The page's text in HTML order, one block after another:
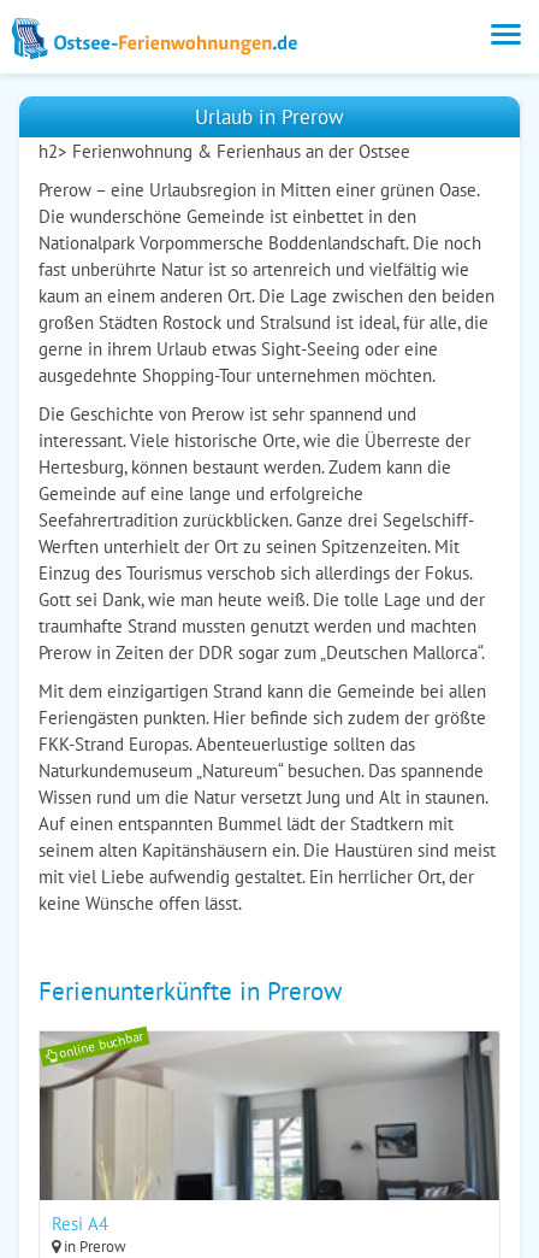
Urlaub in Prerow
h2> Ferienwohnung & Ferienhaus an der Ostsee
Prerow – eine Urlaubsregion in Mitten einer grünen Oase.
Die wunderschöne Gemeinde ist einbettet in den
Nationalpark Vorpommersche Boddenlandschaft. Die noch
fast unberührte Natur ist so artenreich und vielfältig wie
kaum an einem anderen Ort. Die Lage zwischen den beiden
großen Städten Rostock und Stralsund ist ideal, für alle, die
gerne in ihrem Urlaub etwas Sight-Seeing oder eine
ausgedehnte Shopping-Tour unternehmen möchten.
Die Geschichte von Prerow ist sehr spannend und
interessant. Viele historische Orte, wie die Überreste der
Hertesburg, können bestaunt werden. Zudem kann die
Gemeinde auf eine lange und erfolgreiche
Seefahrertradition zurückblicken. Ganze drei Segelschiff-
Werften unterhielt der Ort zu seinen Spitzenzeiten. Mit
Einzug des Tourismus verschob sich allerdings der Fokus.
Gott sei Dank, wie man heute weiß. Die tolle Lage und der
traumhafte Strand mussten genutzt werden und machten
Prerow in Zeiten der DDR sogar zum „Deutschen Mallorca“.
Mit dem einzigartigen Strand kann die Gemeinde bei allen
Feriengästen punkten. Hier befinde sich zudem der größte
FKK-Strand Europas. Abenteuerlustige sollten das
Naturkundemuseum „Natureum“ besuchen. Das spannende
Wissen rund um die Natur versetzt Jung und Alt in staunen.
Auf einen entspannten Bummel lädt der Stadtkern mit
seinem alten Kapitänshäusern ein. Die Haustüren sind meist
mit viel Liebe aufwendig gestaltet. Ein herrlicher Ort, der
keine Wünsche offen lässt.
Ferienunterkünfte in Prerow
online buchbar
Resi A4
in Prerow